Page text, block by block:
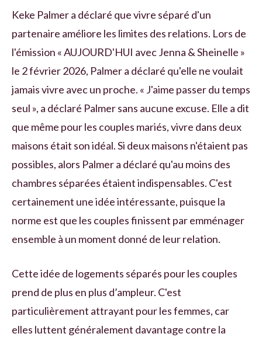
Keke Palmer a déclaré que vivre séparé d'un
partenaire améliore les limites des relations. Lors de
l'émission « AUJOURD'HUI avec Jenna & Sheinelle »
le 2 février 2026, Palmer a déclaré qu'elle ne voulait
jamais vivre avec un proche. « J'aime passer du temps
seul », a déclaré Palmer sans aucune excuse. Elle a dit
que même pour les couples mariés, vivre dans deux
maisons était son idéal. Si deux maisons n'étaient pas
possibles, alors Palmer a déclaré qu'au moins des
chambres séparées étaient indispensables. C'est
certainement une idée intéressante, puisque la
norme est que les couples finissent par emménager
ensemble à un moment donné de leur relation.
Cette idée de logements séparés pour les couples
prend de plus en plus d’ampleur. C'est
particulièrement attrayant pour les femmes, car
elles luttent généralement davantage contre la